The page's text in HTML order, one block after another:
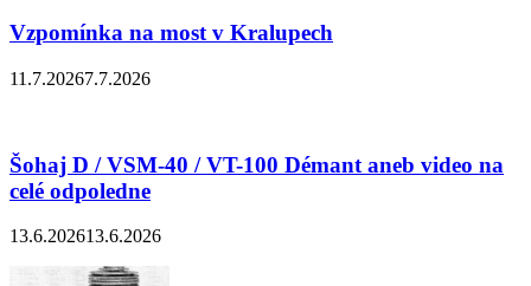
Vzpomínka na most v Kralupech
11.7.20267.7.2026
Šohaj D / VSM-40 / VT-100 Démant aneb video na
celé odpoledne
13.6.202613.6.2026